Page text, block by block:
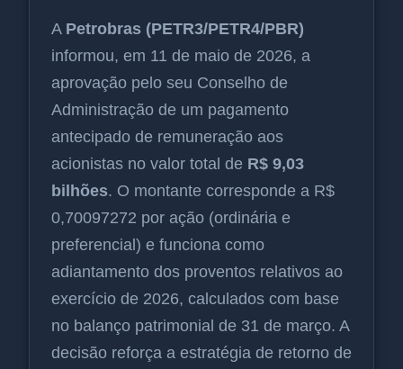
A Petrobras (PETR3/PETR4/PBR)
informou, em 11 de maio de 2026, a
aprovação pelo seu Conselho de
Administração de um pagamento
antecipado de remuneração aos
acionistas no valor total de R$ 9,03
bilhões. O montante corresponde a R$
0,70097272 por ação (ordinária e
preferencial) e funciona como
adiantamento dos proventos relativos ao
exercício de 2026, calculados com base
no balanço patrimonial de 31 de março. A
decisão reforça a estratégia de retorno de